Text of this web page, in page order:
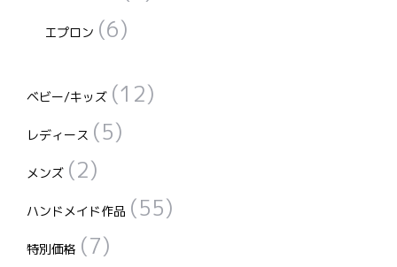
エプロン (6)
ベビー/キッズ (12)
レディース (5)
メンズ (2)
ハンドメイド作品 (55)
特別価格 (7)